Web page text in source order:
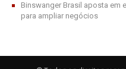
Binswanger Brasil aposta em
para ampliar negócios